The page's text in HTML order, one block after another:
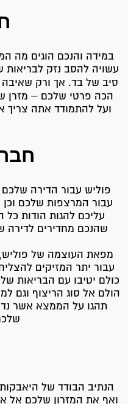
במידה והנכם הוגים מה
עשויה להסב נזק לבריאות
סיב של בד. אך ורק שאיבה
הכה פרטי שלכם – מזרן
ועל להתמודד אתה
פוליש עבור הדירה
עבור המרצפות שלכם וכן
עליכם להגות הודות
שהנכם מחדירים לדירה
מפאת העוצמה של פוליש,
עבור יתר המזיקים
כולם יטיבו עם הבריאות
הולם אל סוג הריצוף וגם
תהגו על הממצא אשר
הנתיב הבודד של
ואף את המזרון שלכם אל